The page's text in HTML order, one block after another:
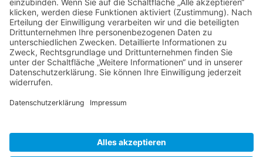
Sonstige
Kontakt
Facebook
Anfahrt & Lageplan